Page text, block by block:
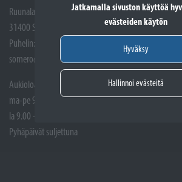
Jatkamalla sivuston käyttöä
evästeiden käytön
Hyväksy
Hallinnoi evästeitä
Ruunalantie 5
31400 Somero
Puhelin: (02) 748 9300
somero@sporttikone.fi
Aukioloajat
ma-pe 9.00 - 17.00
la 9.00 - 14.00
Pyhäpäivät suljettuna